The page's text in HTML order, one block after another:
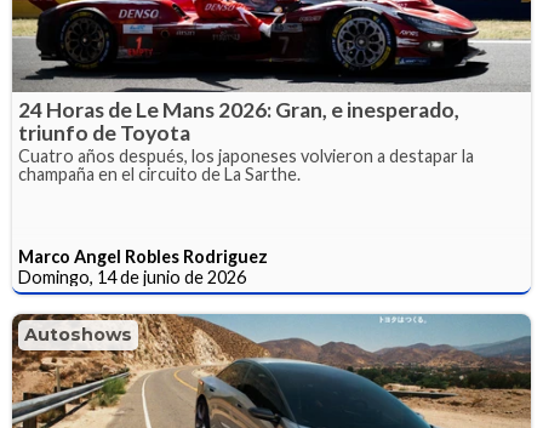
24 Horas de Le Mans 2026: Gran, e inesperado,
triunfo de Toyota
Cuatro años después, los japoneses volvieron a destapar la
champaña en el circuito de La Sarthe.
Marco Angel Robles Rodriguez
Domingo, 14 de junio de 2026
Autoshows